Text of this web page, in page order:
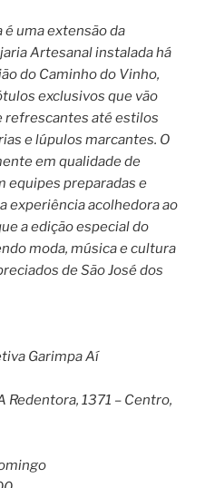
é uma extensão da
Artesanal instalada há
do Caminho do Vinho,
exclusivos que vão
refrescantes até estilos
e lúpulos marcantes. O
em qualidade de
equipes preparadas e
experiência acolhedora ao
a edição especial do
moda, música e cultura
de São José dos
Garimpa Aí
Redentora, 1371 – Centro,